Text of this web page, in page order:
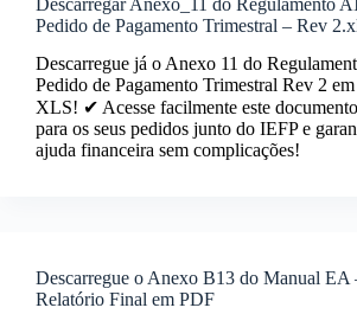
Pedido de Pagamento Trimestral – Rev
Descarregue já o Anexo 11 do
Pedido de Pagamento Trimestral Rev 2
XLS! ✔ Acesse facilmente este
para os seus pedidos junto do IEFP e
ajuda financeira sem complicações!
Descarregue o Anexo B13 do Manual EA
Relatório Final em PDF